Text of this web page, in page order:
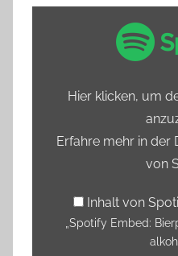
anzeigen
Hier klicken, um
Erfahre mehr in der
von
Inhalt von
„Spotify Embed: